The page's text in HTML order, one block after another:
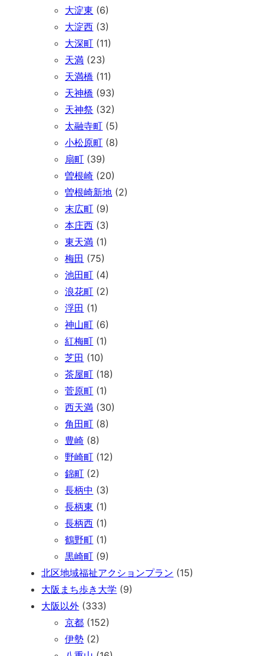
大淀東 (6)
大淀西 (3)
大深町 (11)
天満 (23)
天満橋 (11)
天神橋 (93)
天神祭 (32)
太融寺町 (5)
小松原町 (8)
扇町 (39)
曽根崎 (20)
曽根崎新地 (2)
末広町 (9)
本庄西 (3)
東天満 (1)
梅田 (75)
池田町 (4)
浪花町 (2)
浮田 (1)
神山町 (6)
紅梅町 (1)
芝田 (10)
茶屋町 (18)
菅原町 (1)
西天満 (30)
角田町 (8)
豊崎 (8)
野崎町 (12)
錦町 (2)
長柄中 (3)
長柄東 (1)
長柄西 (1)
鶴野町 (1)
黒崎町 (9)
北区地域福祉アクションプラン (15)
大阪まち歩き大学 (9)
大阪以外 (333)
京都 (152)
伊勢 (2)